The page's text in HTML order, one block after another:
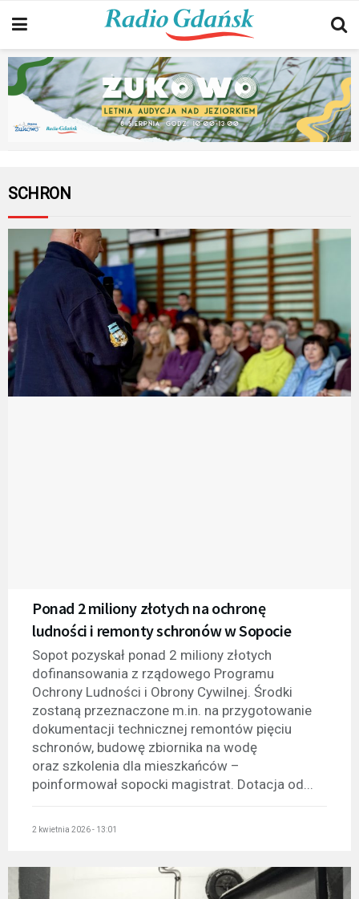
SCHRON
Ponad 2 miliony złotych na ochronę
ludności i remonty schronów w Sopocie
Sopot pozyskał ponad 2 miliony złotych
dofinansowania z rządowego Programu
Ochrony Ludności i Obrony Cywilnej. Środki
zostaną przeznaczone m.in. na przygotowanie
dokumentacji technicznej remontów pięciu
schronów, budowę zbiornika na wodę
oraz szkolenia dla mieszkańców –
poinformował sopocki magistrat. Dotacja od...
2 kwietnia 2026 - 13:01